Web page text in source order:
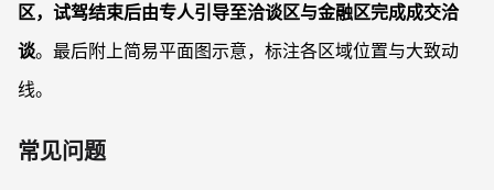
区，试驾结束后由专人引导至洽谈区与金融区完成成交洽
谈。最后附上简易平面图示意，标注各区域位置与大致动
线。
常见问题